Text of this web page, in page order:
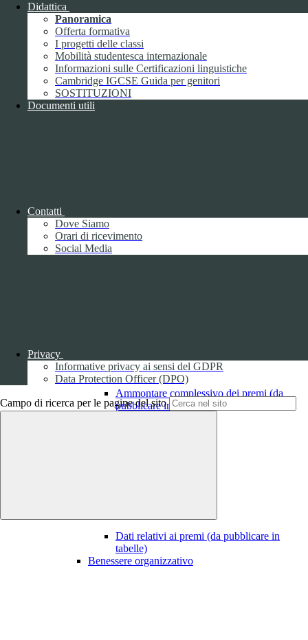
Didattica
Panoramica
Offerta formativa
I progetti delle classi
Mobilità studentesca internazionale
Informazioni sulle Certificazioni linguistiche
Cambridge IGCSE Guida per genitori
SOSTITUZIONI
Documenti utili
Contatti
Dove Siamo
Orari di ricevimento
Social Media
Privacy
Informative privacy ai sensi del GDPR
Data Protection Officer (DPO)
Campo di ricerca per le pagine del sito
Ammontare complessivo dei premi (da
pubblicare in tabelle) 1
Dati relativi ai premi (da pubblicare in
tabelle)
Benessere organizzativo